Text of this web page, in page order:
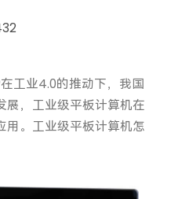
工业4.0的推动下，我国
展，工业级平板计算机在
用。工业级平板计算机怎